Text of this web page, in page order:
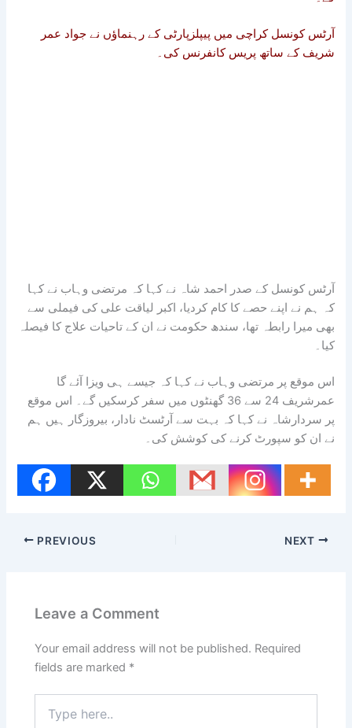
آرٹس کونسل کراچی میں پیپلزپارٹی کے رہنماؤں نے جواد عمر
شریف کے ساتھ پریس کانفرنس کی۔
آرٹس کونسل کے صدر احمد شاہ نے کہا کہ مرتضی وہاب نے کہا
کہ ہم نے اپنے حصے کا کام کردیا، اکبر لیاقت علی کی فیملی سے
بھی میرا رابطہ تھا، سندھ حکومت نے ان کے تاحیات علاج کا فیصلہ
کیا۔
اس موقع پر مرتضی وہاب نے کہا کہ جیسے ہی ویزا آئے گا
عمرشریف 24 سے 36 گھنٹوں میں سفر کرسکیں گے۔ اس موقع
پر سردارشاہ نے کہا کہ بہت سے آرٹسٹ نادار، بیروزگار ہیں ہم
نے ان کو سپورٹ کرنے کی کوشش کی۔
PREVIOUS NEXT
Leave a Comment
Your email address will not be published. Required
fields are marked *
here..